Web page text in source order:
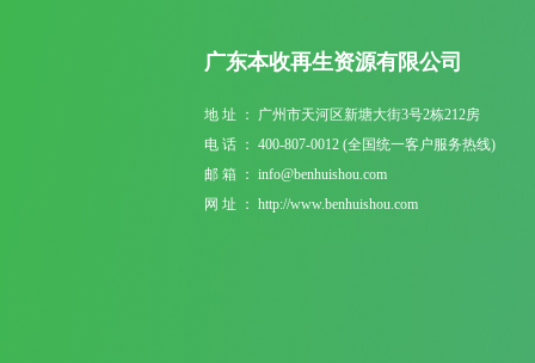
广东本收再生资源有限公司
地 址 ： 广州市天河区新塘大街3号2栋212房
电 话 ： 400-807-0012 (全国统一客户服务热线)
邮 箱 ： info@benhuishou.com
网 址 ： http://www.benhuishou.com